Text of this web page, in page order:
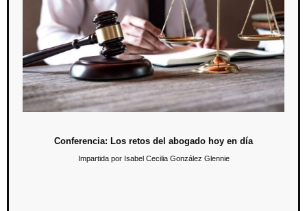
12 de junio / 10:00 hrs.
En esta conferencia se buscará dialogar sobre los retos a los que se
enfrentan hoy en día los profesionales en derecho y las herramientas
necesarias para abordarlos.
Conferencia: Los retos del abogado hoy en día
Impartida por Isabel Cecilia González Glennie